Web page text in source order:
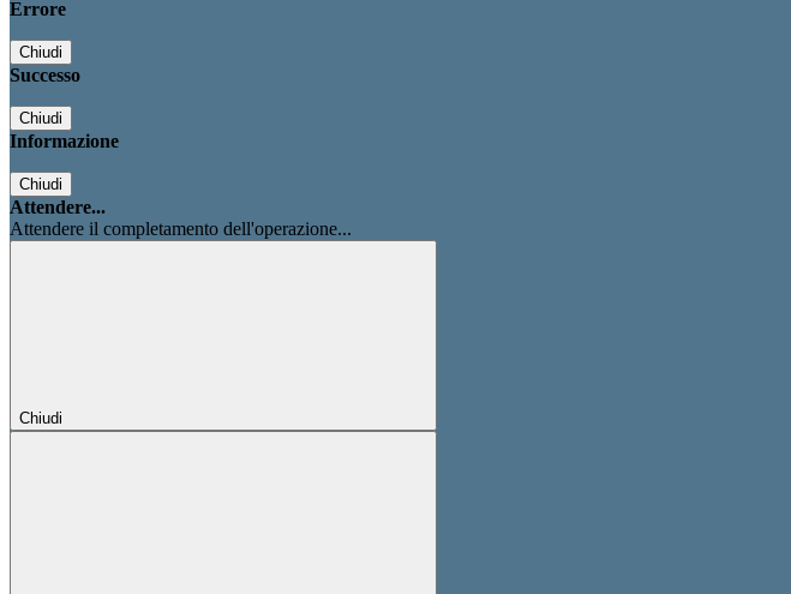
Errore
Chiudi
Successo
Chiudi
Informazione
Chiudi
Attendere...
Attendere il completamento dell'operazione...
Chiudi